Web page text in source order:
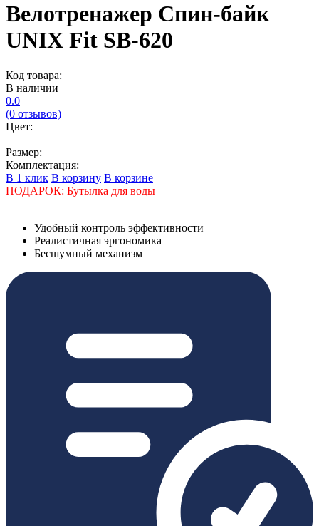
Велотренажер Спин-байк
UNIX Fit SB-620
Код товара:
В наличии
0.0
(0 отзывов)
Цвет:
Размер:
Комплектация:
В 1 клик В корзину В корзине
ПОДАРОК: Бутылка для воды
Удобный контроль эффективности
Реалистичная эргономика
Бесшумный механизм